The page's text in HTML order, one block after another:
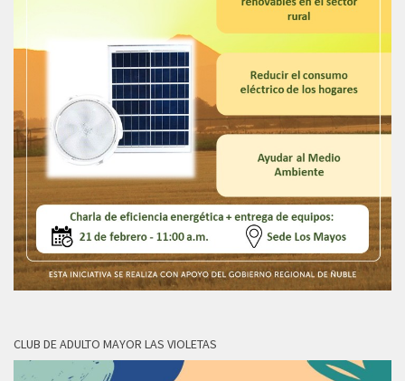
CLUB DE ADULTO MAYOR LAS VIOLETAS